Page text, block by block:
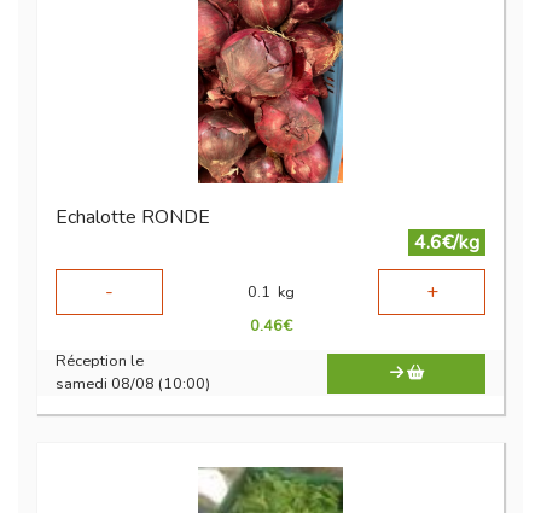
Echalotte RONDE
4.6€/kg
-
0.1 kg +
0.46€
Réception le
samedi 08/08 (10:00)